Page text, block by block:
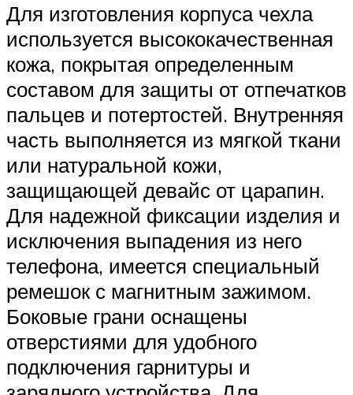
Для изготовления корпуса чехла
используется высококачественная
кожа, покрытая определенным
составом для защиты от отпечатков
пальцев и потертостей. Внутренняя
часть выполняется из мягкой ткани
или натуральной кожи,
защищающей девайс от царапин.
Для надежной фиксации изделия и
исключения выпадения из него
телефона, имеется специальный
ремешок с магнитным зажимом.
Боковые грани оснащены
отверстиями для удобного
подключения гарнитуры и